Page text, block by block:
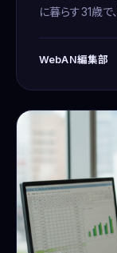
に暮らす31歳で
WebAN編集部